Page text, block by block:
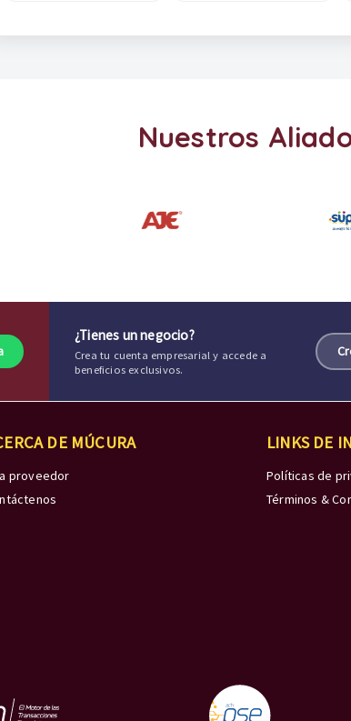
Nuestros
¿Tienes un negocio?
Crea tu cuenta empresarial y accede a
beneficios exclusivos.
DE MÚCURA
proveedor
LINKS DE
Políticas de
Términos &